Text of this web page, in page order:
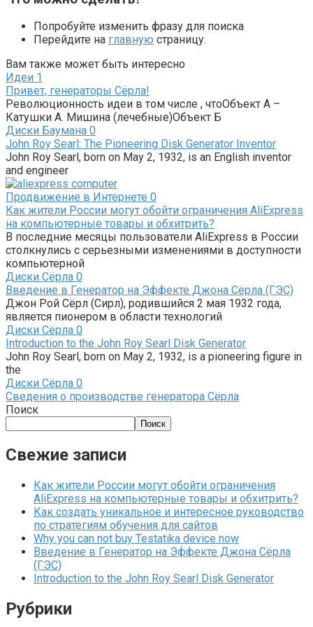
Попробуйте изменить фразу для поиска
Перейдите на главную страницу.
Вам также может быть интересно
Идеи 1
Привет, генераторы Сёрла!
Революционность идеи в том числе , чтоОбъект А –
Катушки А. Мишина (лечебные)Объект Б
Диски Баумана 0
John Roy Searl: The Pioneering Disk Generator Inventor
John Roy Searl, born on May 2, 1932, is an English inventor
and engineer
Продвижение в Интернете 0
Как жители России могут обойти ограничения AliExpress
на компьютерные товары и обхитрить?
В последние месяцы пользователи AliExpress в России
столкнулись с серьезными изменениями в доступности
компьютерной
Диски Сёрла 0
Введение в Генератор на Эффекте Джона Сёрла (ГЭС)
Джон Рой Сёрл (Сирл), родившийся 2 мая 1932 года,
является пионером в области технологий
Диски Сёрла 0
Introduction to the John Roy Searl Disk Generator
John Roy Searl, born on May 2, 1932, is a pioneering figure in
the
Диски Сёрла 0
Сведения о производстве генератора Сёрла
Поиск
Поиск
Свежие записи
Как жители России могут обойти ограничения
AliExpress на компьютерные товары и обхитрить?
Как создать уникальное и интересное руководство
по стратегиям обучения для сайтов
Why you can not buy Testatika device now
Введение в Генератор на Эффекте Джона Сёрла
(ГЭС)
Introduction to the John Roy Searl Disk Generator
Рубрики